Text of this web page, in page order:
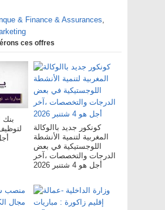
& Finance & Assurances,
ces offres
بنك
أجل 18
كونكور جديد باالوكالة
المغربية لتنمية الأنشطة
اللوجستيكية في بعض
الدرجات والتخصصات ،آخر
أجل هو 4 شتنبر 2026